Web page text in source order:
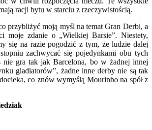
racji bytu w starciu z rzeczywistością.
przybliżyć moją myśl na temat Gran Derbi, a
moje zdanie o „Wielkiej Barsie”. Niestety,
się na razie pogodzić z tym, że ludzie dalej
zachwycać się pojedynkami obu tych
gra tak jak Barcelona, bo w żadnej innej
gladiatorów”, żadne inne derby nie są tak
co znów wymyślą Mourinho na spół z